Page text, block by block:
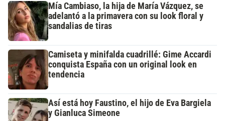
Mía Cambiaso, la hija de María Vázquez, se
adelantó a la primavera con su look floral y
sandalias de tiras
Camiseta y minifalda cuadrillé: Gime Accardi
conquista España con un original look en
tendencia
Así está hoy Faustino, el hijo de Eva Bargiela
y Gianluca Simeone